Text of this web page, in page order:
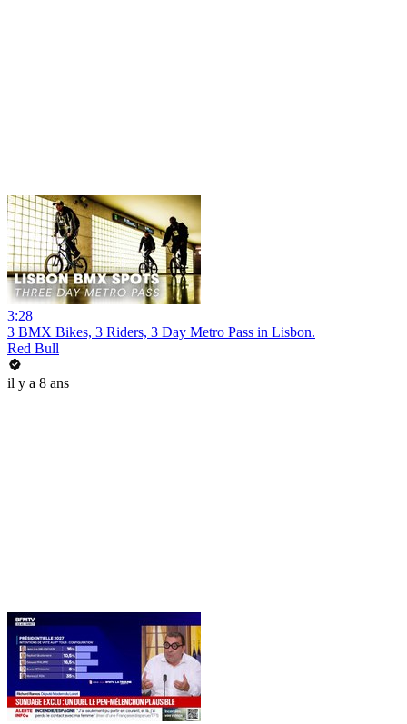
3:28
3 BMX Bikes, 3 Riders, 3 Day Metro Pass in Lisbon.
Red Bull
il y a 8 ans